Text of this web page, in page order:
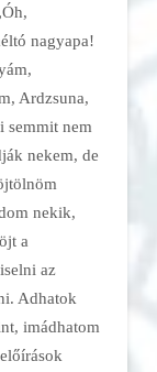
nagyapa!
Ardzsuna,
semmit nem
nekem, de
nekik,
a
az
Adhatok
imádhatom